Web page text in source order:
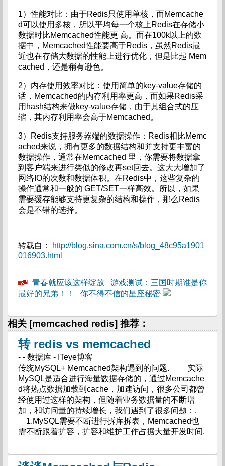
1）性能对比：由于Redis只使用单核，而Memcache
d可以使用多核，所以平均每一个核上Redis在存储小
数据时比Memcached性能更 高。而在100k以上的数
据中，Memcached性能要高于Redis，虽然Redis最
近也在存储大数据的性能上进行优化，但是比起 Mem
cached，还是稍有逊色。
2）内存使用效率对比：使用简单的key-value存储的
话，Memcached的内存利用率更高，而如果Redis采
用hash结构来做key-value存储，由于其组合式的压
缩，其内存利用率会高于Memcached。
3）Redis支持服务器端的数据操作：Redis相比Memc
ached来说，拥有更多的数据结构和并支持更丰富的
数据操作，通常在Memcached 里，你需要将数据拿
到客户端来进行类似的修改再set回去。这大大增加了
网络IO的次数和数据体积。在Redis中，这些复杂的
操作通常和一般的 GET/SET一样高效。所以，如果
需要缓存能够支持更复杂的结构和操作，那么Redis
会是不错的选择。
转载自：
http://blog.sina.com.cn/s/blog_48c95a1901
016903.html
青春就应该这样绽放
游戏测试：三国时期谁是你
最好的兄弟！！
你不得不信的星座秘密
相关 [memcached redis] 推荐：
转 redis vs memcached
- - 数据库 - ITeye博客
传统MySQL+ Memcached架构遇到的问题. 实际
MySQL是适合进行海量数据存储的，通过Memcache
d将热点数据加载到cache，加速访问，很多公司都曾
经使用过这样的架构，但随着业务数据量的不断增
加，和访问量的持续增长，我们遇到了很多问题：.
1.MySQL需要不断进行拆库拆表，Memcached也
需不断跟着扩容，扩容和维护工作占据大量开发时间.